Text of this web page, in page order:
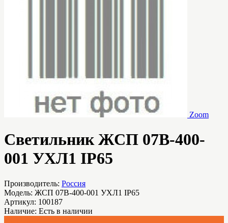
Zoom
Светильник ЖСП 07В-400-
001 УХЛ1 IP65
Производитель: Россия
Модель: ЖСП 07В-400-001 УХЛ1 IP65
Артикул: 100187
Наличие: Есть в наличии